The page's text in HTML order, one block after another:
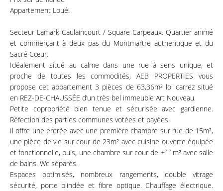
Appartement Loué!
Secteur Lamark-Caulaincourt / Square Carpeaux. Quartier animé
et commerçant à deux pas du Montmartre authentique et du
Sacré Cœur.
Idéalement situé au calme dans une rue à sens unique, et
proche de toutes les commodités, AEB PROPERTIES vous
propose cet appartement 3 pièces de 63,36m² loi carrez situé
en REZ-DE-CHAUSSÉE d’un très bel immeuble Art Nouveau.
Petite copropriété bien tenue et sécurisée avec gardienne.
Réfection des parties communes votées et payées.
Il offre une entrée avec une première chambre sur rue de 15m²,
une pièce de vie sur cour de 23m² avec cuisine ouverte équipée
et fonctionnelle, puis, une chambre sur cour de +11m² avec salle
de bains. Wc séparés.
Espaces optimisés, nombreux rangements, double vitrage
sécurité, porte blindée et fibre optique. Chauffage électrique.